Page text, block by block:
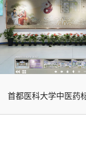
首都医科大学中医药